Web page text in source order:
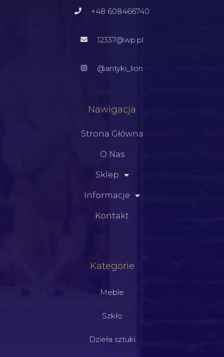
+48 608466740
12337@wp.pl
@antyki_lion
Nawigacja
Strona Główna
O Nas
Sklep
Informacje
Kontakt
Kategorie
Meble
Szkło
Dzieła sztuki